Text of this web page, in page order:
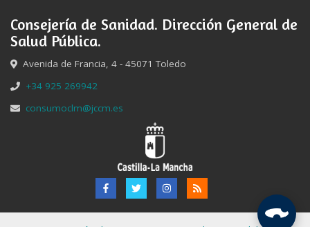
Consejería de Sanidad. Dirección General de
Salud Pública.
Avenida de Francia, 4 - 45071 Toledo
+34 925 269942
consumoclm@jccm.es